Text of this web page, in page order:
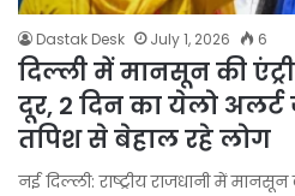
Dastak Desk July 1, 2026 6
दिल्ली में मानसून की
दूर, 2 दिन का येलो अलर्ट
तपिश से बेहाल रहे लोग
नई दिल्ली: राष्ट्रीय राजधानी में